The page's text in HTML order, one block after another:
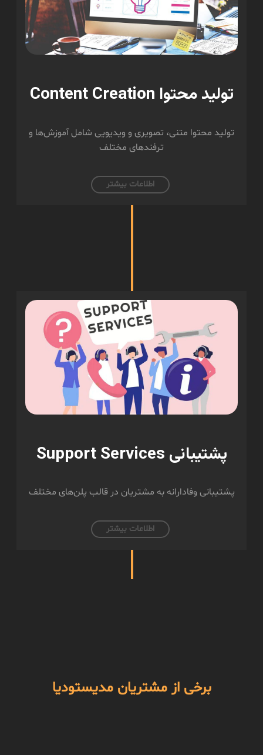
تولید محتوا Content Creation
تولید محتوا متنی، تصویری و ویدیویی شامل آموزش‌ها و
ترفند‌های مختلف
اطلاعات بیشتر
پشتیبانی Support Services
پشتیبانی وفادارانه به مشتریان در قالب پلن‌های مختلف
اطلاعات بیشتر
برخی از مشتریان مدیستودیا